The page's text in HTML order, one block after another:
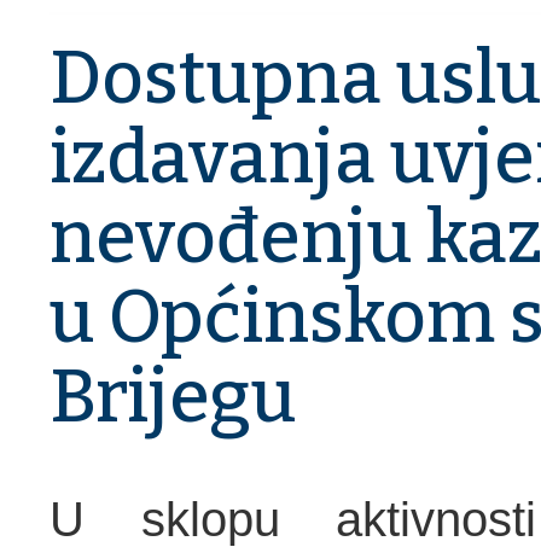
Dostupna
izdavanja
nevođenju
u Općinskom
Brijegu
U sklopu